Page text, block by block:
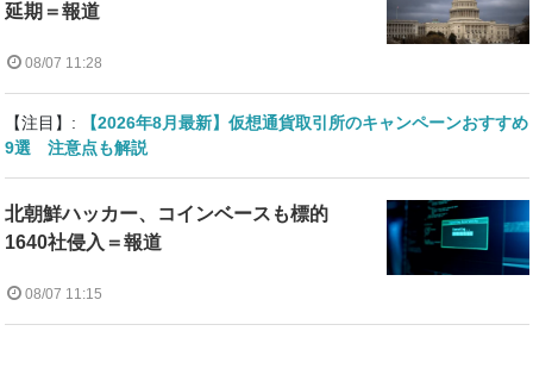
延期＝報道
08/07 11:28
【注目】:
【2026年8月最新】仮想通貨取引所のキャンペーンおすすめ
9選 注意点も解説
北朝鮮ハッカー、コインベースも標的
1640社侵入＝報道
08/07 11:15